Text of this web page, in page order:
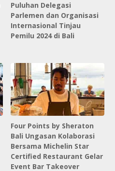
Puluhan Delegasi
Parlemen dan Organisasi
Internasional Tinjau
Pemilu 2024 di Bali
Four Points by Sheraton
Bali Ungasan Kolaborasi
Bersama Michelin Star
Certified Restaurant Gelar
Event Bar Takeover